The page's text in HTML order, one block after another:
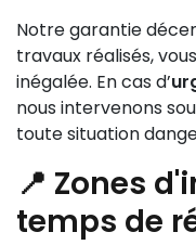
Notre garantie
travaux réalisés,
inégalée. En cas d’
nous intervenons
toute situation
📍 Zones
temps de